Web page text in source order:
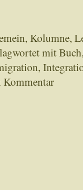
, Kolumne,
mitBuch
,
Kommentar